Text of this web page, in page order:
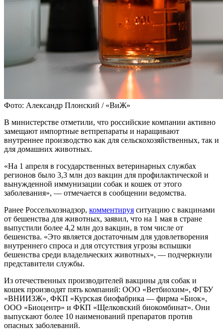
Фото: Александр Плонский / «ВиЖ»
В министерстве отметили, что российские компании активно
замещают импортные ветпрепараты и наращивают
внутреннее производство как для сельскохозяйственных, так и
для домашних животных.
«На 1 апреля в государственных ветеринарных службах
регионов было 3,3 млн доз вакцин для профилактической и
вынужденной иммунизации собак и кошек от этого
заболевания», — отмечается в сообщении ведомства.
Ранее Россельхознадзор, комментируя ситуацию с вакцинами
от бешенства для животных, заявил, что на 1 мая в стране
выпустили более 4,2 млн доз вакцин, в том числе от
бешенства. «Это является достаточным для удовлетворения
внутреннего спроса и для отсутствия угрозы вспышки
бешенства среди владельческих животных», — подчеркнули
представители службы.
Из отечественных производителей вакцины для собак и
кошек производят пять компаний: ООО «Ветбиохим», ФГБУ
«ВНИИЗЖ», ФКП «Курская биофабрика — фирма «Биок»,
ООО «Биоцентр» и ФКП «Щелковский биокомбинат». Они
выпускают более 10 наименований препаратов против
опасных заболеваний.